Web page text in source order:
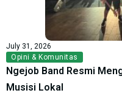
July 31, 2026
Opini & Komunitas
Ngejob Band Resmi
Musisi Lokal